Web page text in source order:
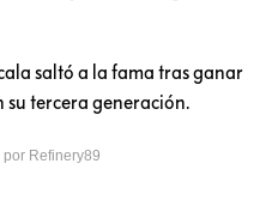
saltó a la fama tras ganar
su tercera generación.
Refinery89